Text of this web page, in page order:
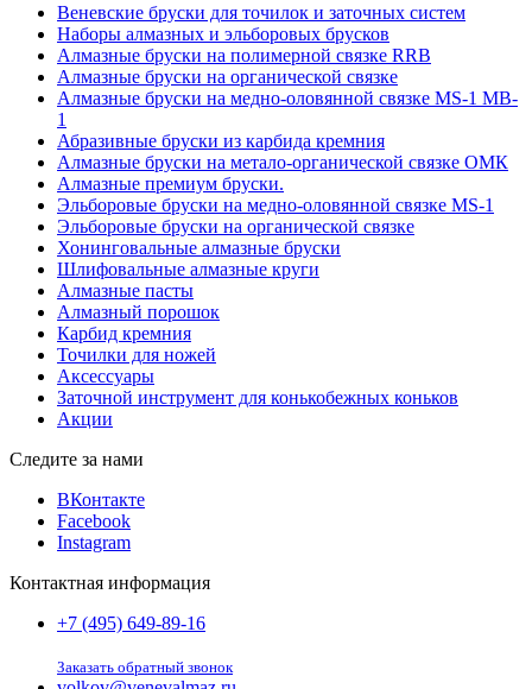
Веневские бруски для точилок и заточных систем
Наборы алмазных и эльборовых брусков
Алмазные бруски на полимерной связке RRB
Алмазные бруски на органической связке
Алмазные бруски на медно-оловянной связке MS-1 MB-
1
Абразивные бруски из карбида кремния
Алмазные бруски на метало-органической связке ОМК
Алмазные премиум бруски.
Эльборовые бруски на медно-оловянной связке MS-1
Эльборовые бруски на органической связке
Хонинговальные алмазные бруски
Шлифовальные алмазные круги
Алмазные пасты
Алмазный порошок
Карбид кремния
Точилки для ножей
Аксессуары
Заточной инструмент для конькобежных коньков
Акции
Следите за нами
ВКонтакте
Facebook
Instagram
Контактная информация
+7 (495) 649-89-16
Заказать обратный звонок